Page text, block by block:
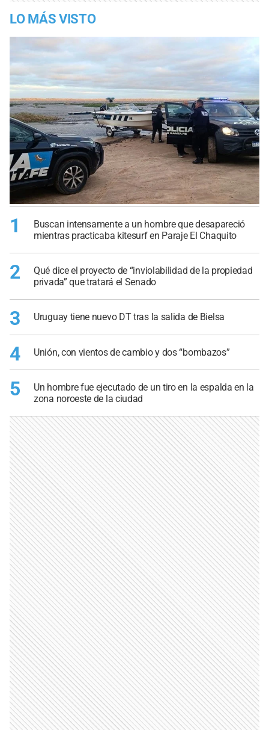
LO MÁS VISTO
1
Buscan intensamente a un hombre que desapareció
mientras practicaba kitesurf en Paraje El Chaquito
2
Qué dice el proyecto de “inviolabilidad de la propiedad
privada” que tratará el Senado
3 Uruguay tiene nuevo DT tras la salida de Bielsa
4 Unión, con vientos de cambio y dos “bombazos”
5
Un hombre fue ejecutado de un tiro en la espalda en la
zona noroeste de la ciudad